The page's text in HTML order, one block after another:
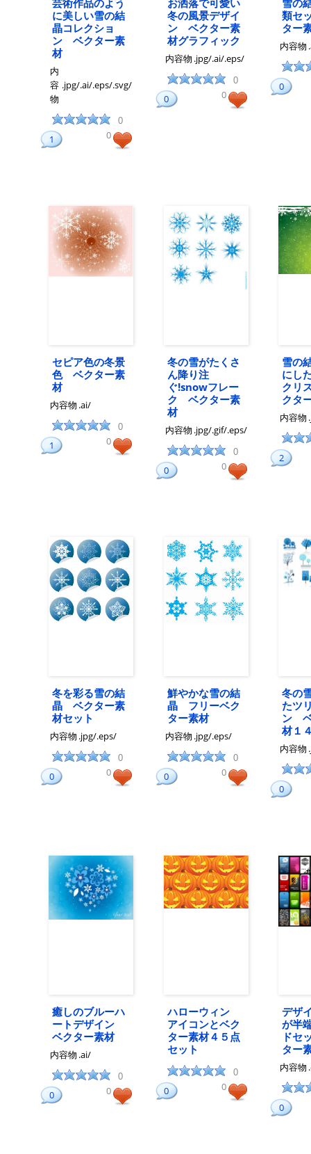
芸術作品のよう
に美しい雪の結
晶コレクショ
ン ベクター素
材
内
容
物
.jpg/.ai/.eps/.svg/
0
1 0
お洒落で可愛い
冬の風景デザイ
ン ベクター素
材グラフィック
内容物 .jpg/.ai/.eps/
0
0 0
雪の
類セ
ター
内容物
0
セピア色の冬景
色 ベクター素
材
内容物 .ai/
0
1 0
冬の雪がたくさ
ん降り注
ぐ!snowフレー
ク ベクター素
材
内容物 .jpg/.gif/.eps/
0
0 0
雪の
にし
クリ
クタ
内容物
2
冬を彩る雪の結
晶 ベクター素
材セット
内容物 .jpg/.eps/
0
0 0
鮮やかな雪の結
晶 フリーベク
ター素材
内容物 .jpg/.eps/
0
0 0
冬の
たツ
ン
材１
内容物
0
癒しのブルーハ
ートデザイン
ベクター素材
内容物 .ai/
0
0 0
ハローウィン
アイコンとベク
ター素材４５点
セット
0
0 0
デザ
が半
ドセ
ター
内容物
0